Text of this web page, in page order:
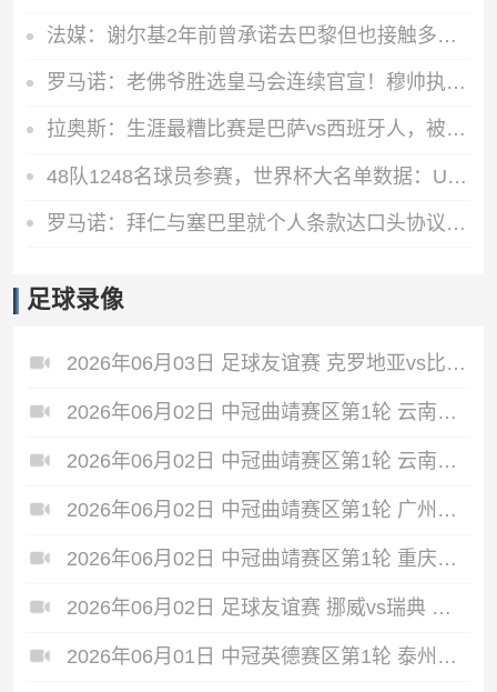
法媒：谢尔基2年前曾承诺去巴黎但也接触多特 被坎波斯怒斥不忠诚
罗马诺：老佛爷胜选皇马会连续官宣！穆帅执教，续吕迪格签科纳特
拉奥斯：生涯最糟比赛是巴萨vs西班牙人，被球员攻击世界杯表现差
48队1248名球员参赛，世界杯大名单数据：U20有22人，40岁以上7人
罗马诺：拜仁与塞巴里就个人条款达口头协议！俱乐部之间正在谈判
足球录像
2026年06月03日 足球友谊赛 克罗地亚vs比利时 全场录像
2026年06月02日 中冠曲靖赛区第1轮 云南爨合 VS 四川叁壹捌重龙 全场录像
2026年06月02日 中冠曲靖赛区第1轮 云南青丘 VS 自贡弘祥电碳 全场录像
2026年06月02日 中冠曲靖赛区第1轮 广州悦高 VS 重庆润麒 全场录像
2026年06月02日 中冠曲靖赛区第1轮 重庆瀚达 VS 贵州飞鹰 全场录像
2026年06月02日 足球友谊赛 挪威vs瑞典 全场录像
2026年06月01日 中冠英德赛区第1轮 泰州早茶黑马 VS 中国澳门U23 全场录像